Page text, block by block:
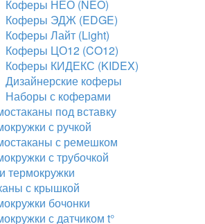
Коферы НЕО (NEO)
Коферы ЭДЖ (EDGE)
Коферы Лайт (Light)
Коферы ЦО12 (CO12)
Коферы КИДЕКС (KIDEX)
Дизайнерские коферы
Наборы с коферами
под вставку
с ручкой
с ремешком
с трубочкой
термокружки
с крышкой
бочонки
с датчиком t°